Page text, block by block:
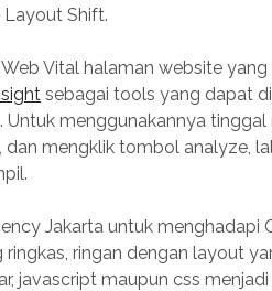
Shift.
Vital halaman website yang
sebagai tools yang dapat
menggunakannya
mengklik tombol analyze,
Jakarta untuk menghadapi
ringan dengan layout
javascript maupun css